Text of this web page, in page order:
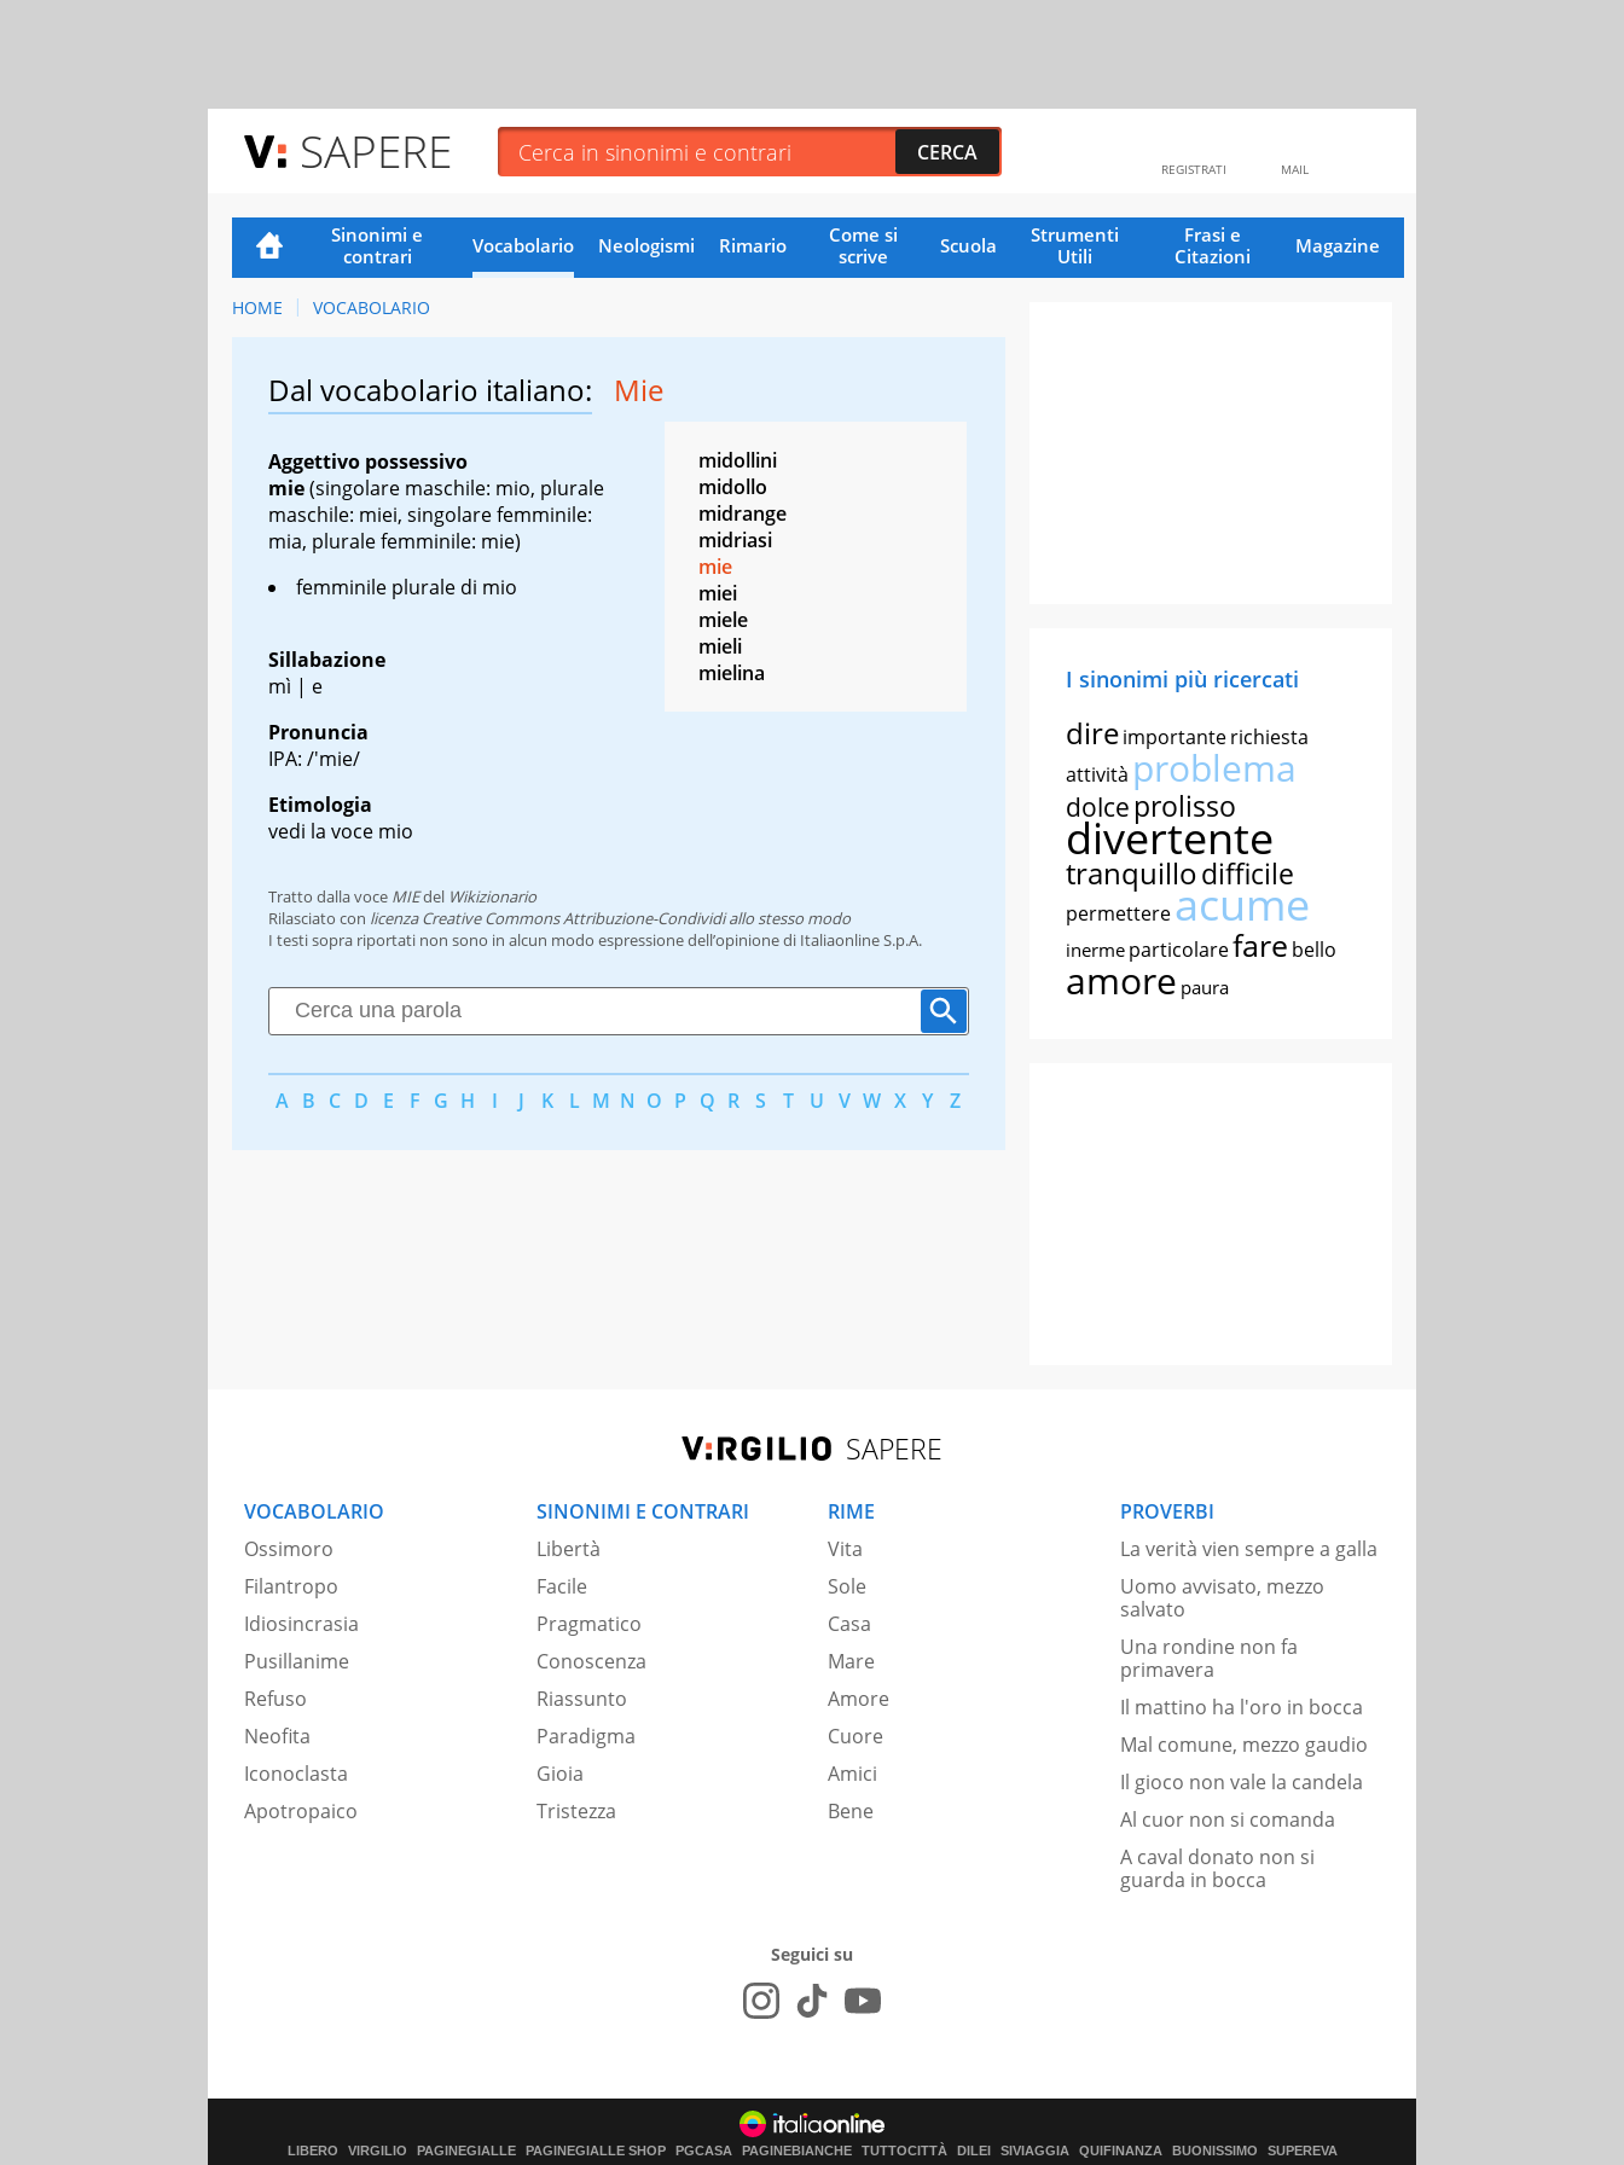
SAPERE MAIL
REGISTRATI
Sinonimi e
contrari
Vocabolario Neologismi Rimario
Come si
scrive
Scuola
Strumenti
Utili
Frasi e
Citazioni
Magazine
HOME VOCABOLARIO
Dal vocabolario italiano: Mie
Aggettivo possessivo
mie(singolare maschile: mio, plurale
maschile: miei, singolare femminile:
mia, plurale femminile: mie)
femminile plurale di mio
Sillabazione
mì | e
Pronuncia
IPA: /'mie/
Etimologia
vedi la voce mio
midollini
midollo
midrange
midriasi
mie
miei
miele
mieli
mielina
Tratto dalla voce MIEdel Wikizionario
Rilasciato con licenza Creative Commons Attribuzione-Condividi allo stesso modo
I testi sopra riportati non sono in alcun modo espressione dell’opinione di Italiaonline S.p.A.
A B C D E F G H I J K L M N O P Q R S T U V W X Y Z
I sinonimi più ricercati
direimportanterichiesta
attività problema
dolce prolisso
divertente
tranquillodifficile
permettereacume
inerme particolarefare bello
amore paura
SAPERE
VOCABOLARIO
Ossimoro
Filantropo
Idiosincrasia
Pusillanime
Refuso
Neofita
Iconoclasta
Apotropaico
SINONIMI E CONTRARI
Libertà
Facile
Pragmatico
Conoscenza
Riassunto
Paradigma
Gioia
Tristezza
RIME
Vita
Sole
Casa
Mare
Amore
Cuore
Amici
Bene
PROVERBI
La verità vien sempre a galla
Uomo avvisato, mezzo
salvato
Una rondine non fa
primavera
Il mattino ha l'oro in bocca
Mal comune, mezzo gaudio
Il gioco non vale la candela
Al cuor non si comanda
A caval donato non si
guarda in bocca
Seguici su
LIBERO VIRGILIO PAGINEGIALLE PAGINEGIALLE SHOP PGCASA PAGINEBIANCHE TUTTOCITTÀ DILEI SIVIAGGIA QUIFINANZA BUONISSIMO SUPEREVA